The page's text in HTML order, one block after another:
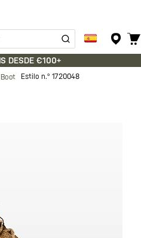
DESDE €100+
Estilo n.º 1720048